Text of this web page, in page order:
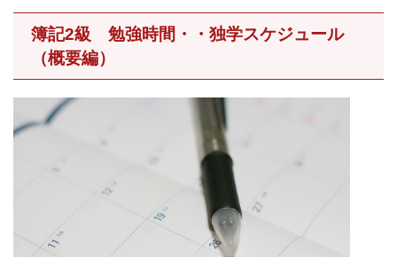
簿記2級 勉強時間・・独学スケジュール
（概要編）